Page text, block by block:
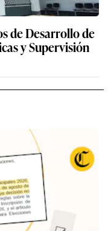
de Desarrollo de
y Supervisión